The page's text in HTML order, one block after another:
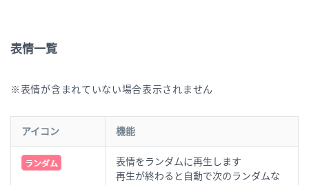
表情一覧
※表情が含まれていない場合表示されません
アイコン 機能
表情をランダムに再生します
再生が終わると自動で次のランダムな